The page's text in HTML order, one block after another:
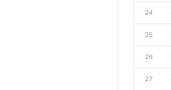
24
25
26
27